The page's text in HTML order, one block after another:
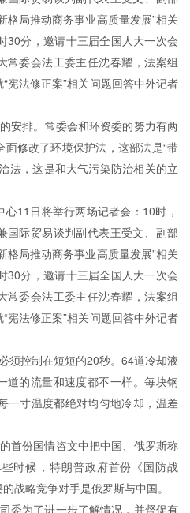
格局推动商务事业高质量发展”相关
分，邀请十三届全国人大一次会
常委会法工委主任沈春耀，法案组
“宪法修正案”相关问题回答中外记者
排。常委会和环资委的努力有两
面修改了环境保护法，这部法是“带
，这是和大气污染防治相关的立
将举行两场记者会：10时，
际贸易谈判副代表王受文、副部
格局推动商务事业高质量发展”相关
30分，邀请十三届全国人大一次会
常委会法工委主任沈春耀，法案组
“宪法修正案”相关问题回答中外记者
须控制在短短的20秒。64道冷却液
道的流量和速度都不一样。每块钢
一寸温度都绝对均匀地冷却，温差
首份国情咨文中把中国、俄罗斯称
时候，特朗普政府首份《国防战
战略竞争对手是俄罗斯与中国。
委为了进一步了解情况，并督促有